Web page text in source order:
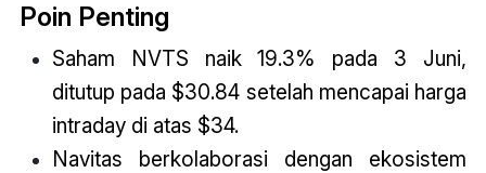
Poin Penting
Saham NVTS naik 19.3% pada 3 Juni,
ditutup pada $30.84 setelah mencapai harga
intraday di atas $34.
Navitas berkolaborasi dengan ekosistem